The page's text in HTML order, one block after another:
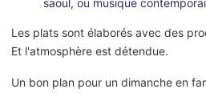
saoul, ou musique
Les plats sont élaborés avec des
Et l'atmosphère est détendue.
Un bon plan pour un dimanche en